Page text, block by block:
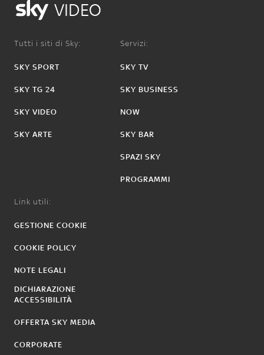
VIDEO
Tutti i siti di Sky:
SKY SPORT
SKY TG 24
SKY VIDEO
SKY ARTE
Servizi:
SKY TV
SKY BUSINESS
NOW
SKY BAR
SPAZI SKY
PROGRAMMI
Link utili:
GESTIONE COOKIE
COOKIE POLICY
NOTE LEGALI
DICHIARAZIONE
ACCESSIBILITÀ
OFFERTA SKY MEDIA
CORPORATE